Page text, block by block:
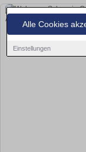
Alle Cookies
Einstellungen